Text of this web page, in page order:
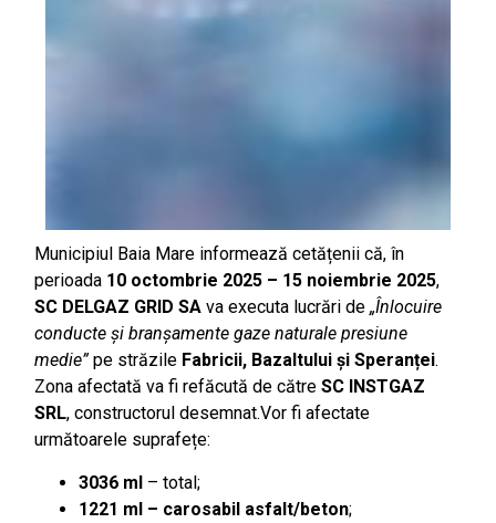
Municipiul Baia Mare informează cetățenii că, în
perioada 10 octombrie 2025 – 15 noiembrie 2025,
SC DELGAZ GRID SA va executa lucrări de„Înlocuire
conducte și branșamente gaze naturale presiune
medie”pe străzile Fabricii, Bazaltului și Speranței.
Zona afectată va fi refăcută de cătreSC INSTGAZ
SRL, constructorul desemnat.Vor fi afectate
următoarele suprafețe:
3036 ml – total;
1221 ml – carosabil asfalt/beton;